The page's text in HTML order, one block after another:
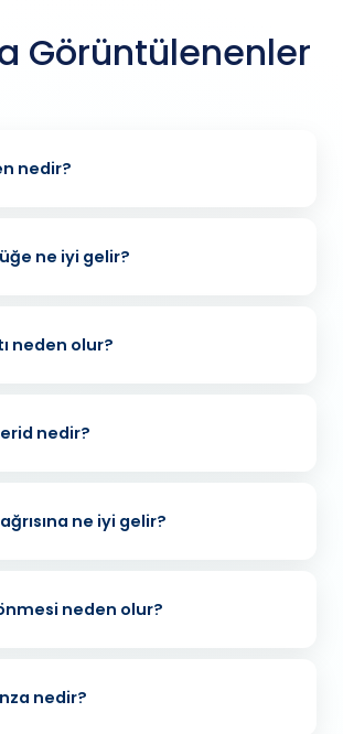
Görüntülenenler
nedir?
ne iyi gelir?
neden olur?
nedir?
ne iyi gelir?
neden olur?
nedir?